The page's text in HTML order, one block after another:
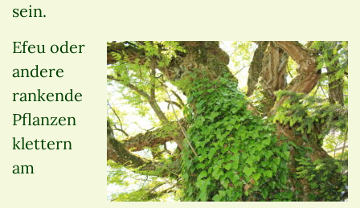
sein.
Efeu oder
andere
rankende
Pflanzen
klettern
am